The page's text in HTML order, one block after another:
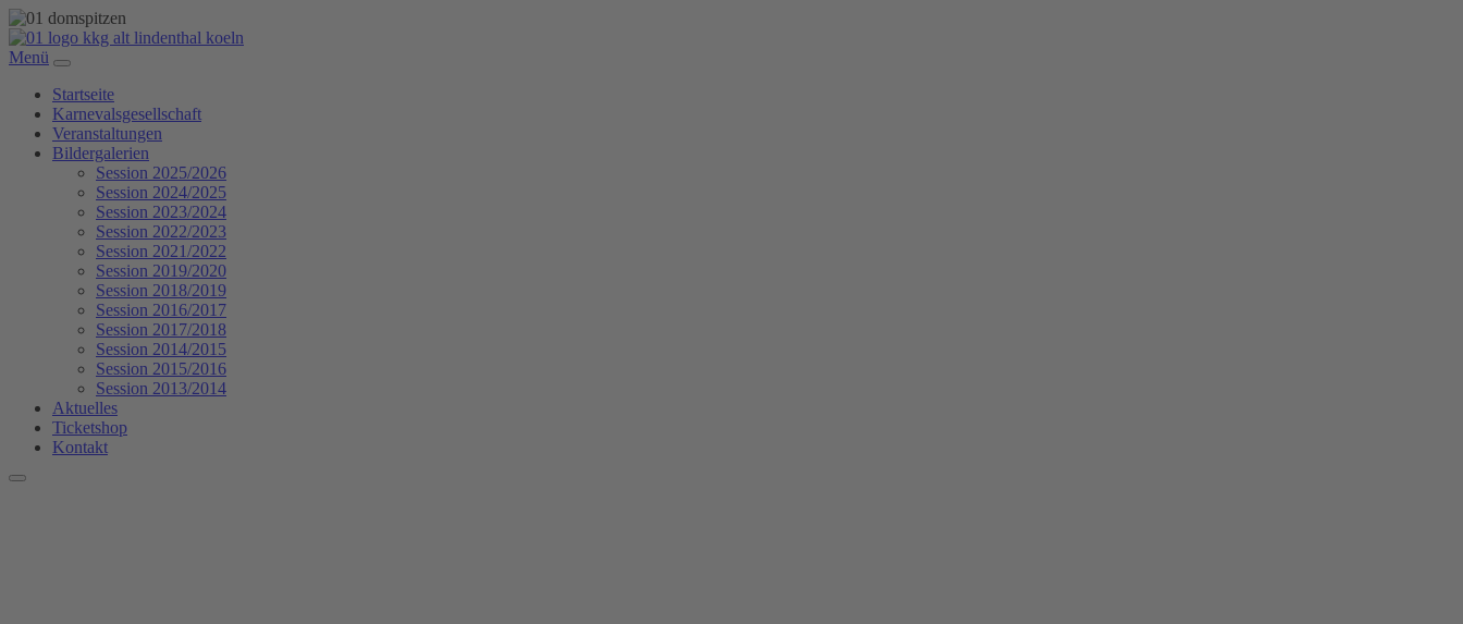
Menü
Startseite
Karnevalsgesellschaft
Veranstaltungen
Bildergalerien
Session 2025/2026
Session 2024/2025
Session 2023/2024
Session 2022/2023
Session 2021/2022
Session 2019/2020
Session 2018/2019
Session 2016/2017
Session 2017/2018
Session 2014/2015
Session 2015/2016
Session 2013/2014
Aktuelles
Ticketshop
Kontakt